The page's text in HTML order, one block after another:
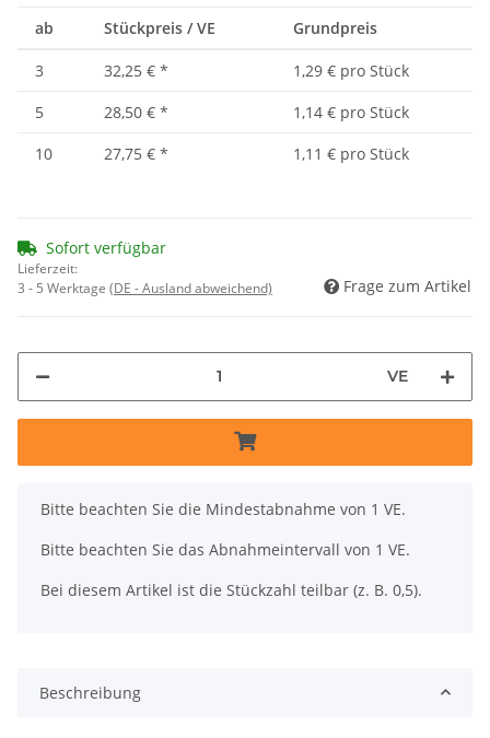
ab Stückpreis / VE Grundpreis
3 32,25 € *
1,29 € pro Stück
5
28,50 € *
1,14 € pro Stück
10
27,75 € * 1,11 € pro Stück
Sofort verfügbar
Lieferzeit:
3 - 5 Werktage (DE - Ausland abweichend) Frage zum Artikel
VE
x
Bitte beachten Sie die Mindestabnahme von 1 VE.
Bitte beachten Sie das Abnahmeintervall von 1 VE.
Bei diesem Artikel ist die Stückzahl teilbar (z. B. 0,5).
Beschreibung